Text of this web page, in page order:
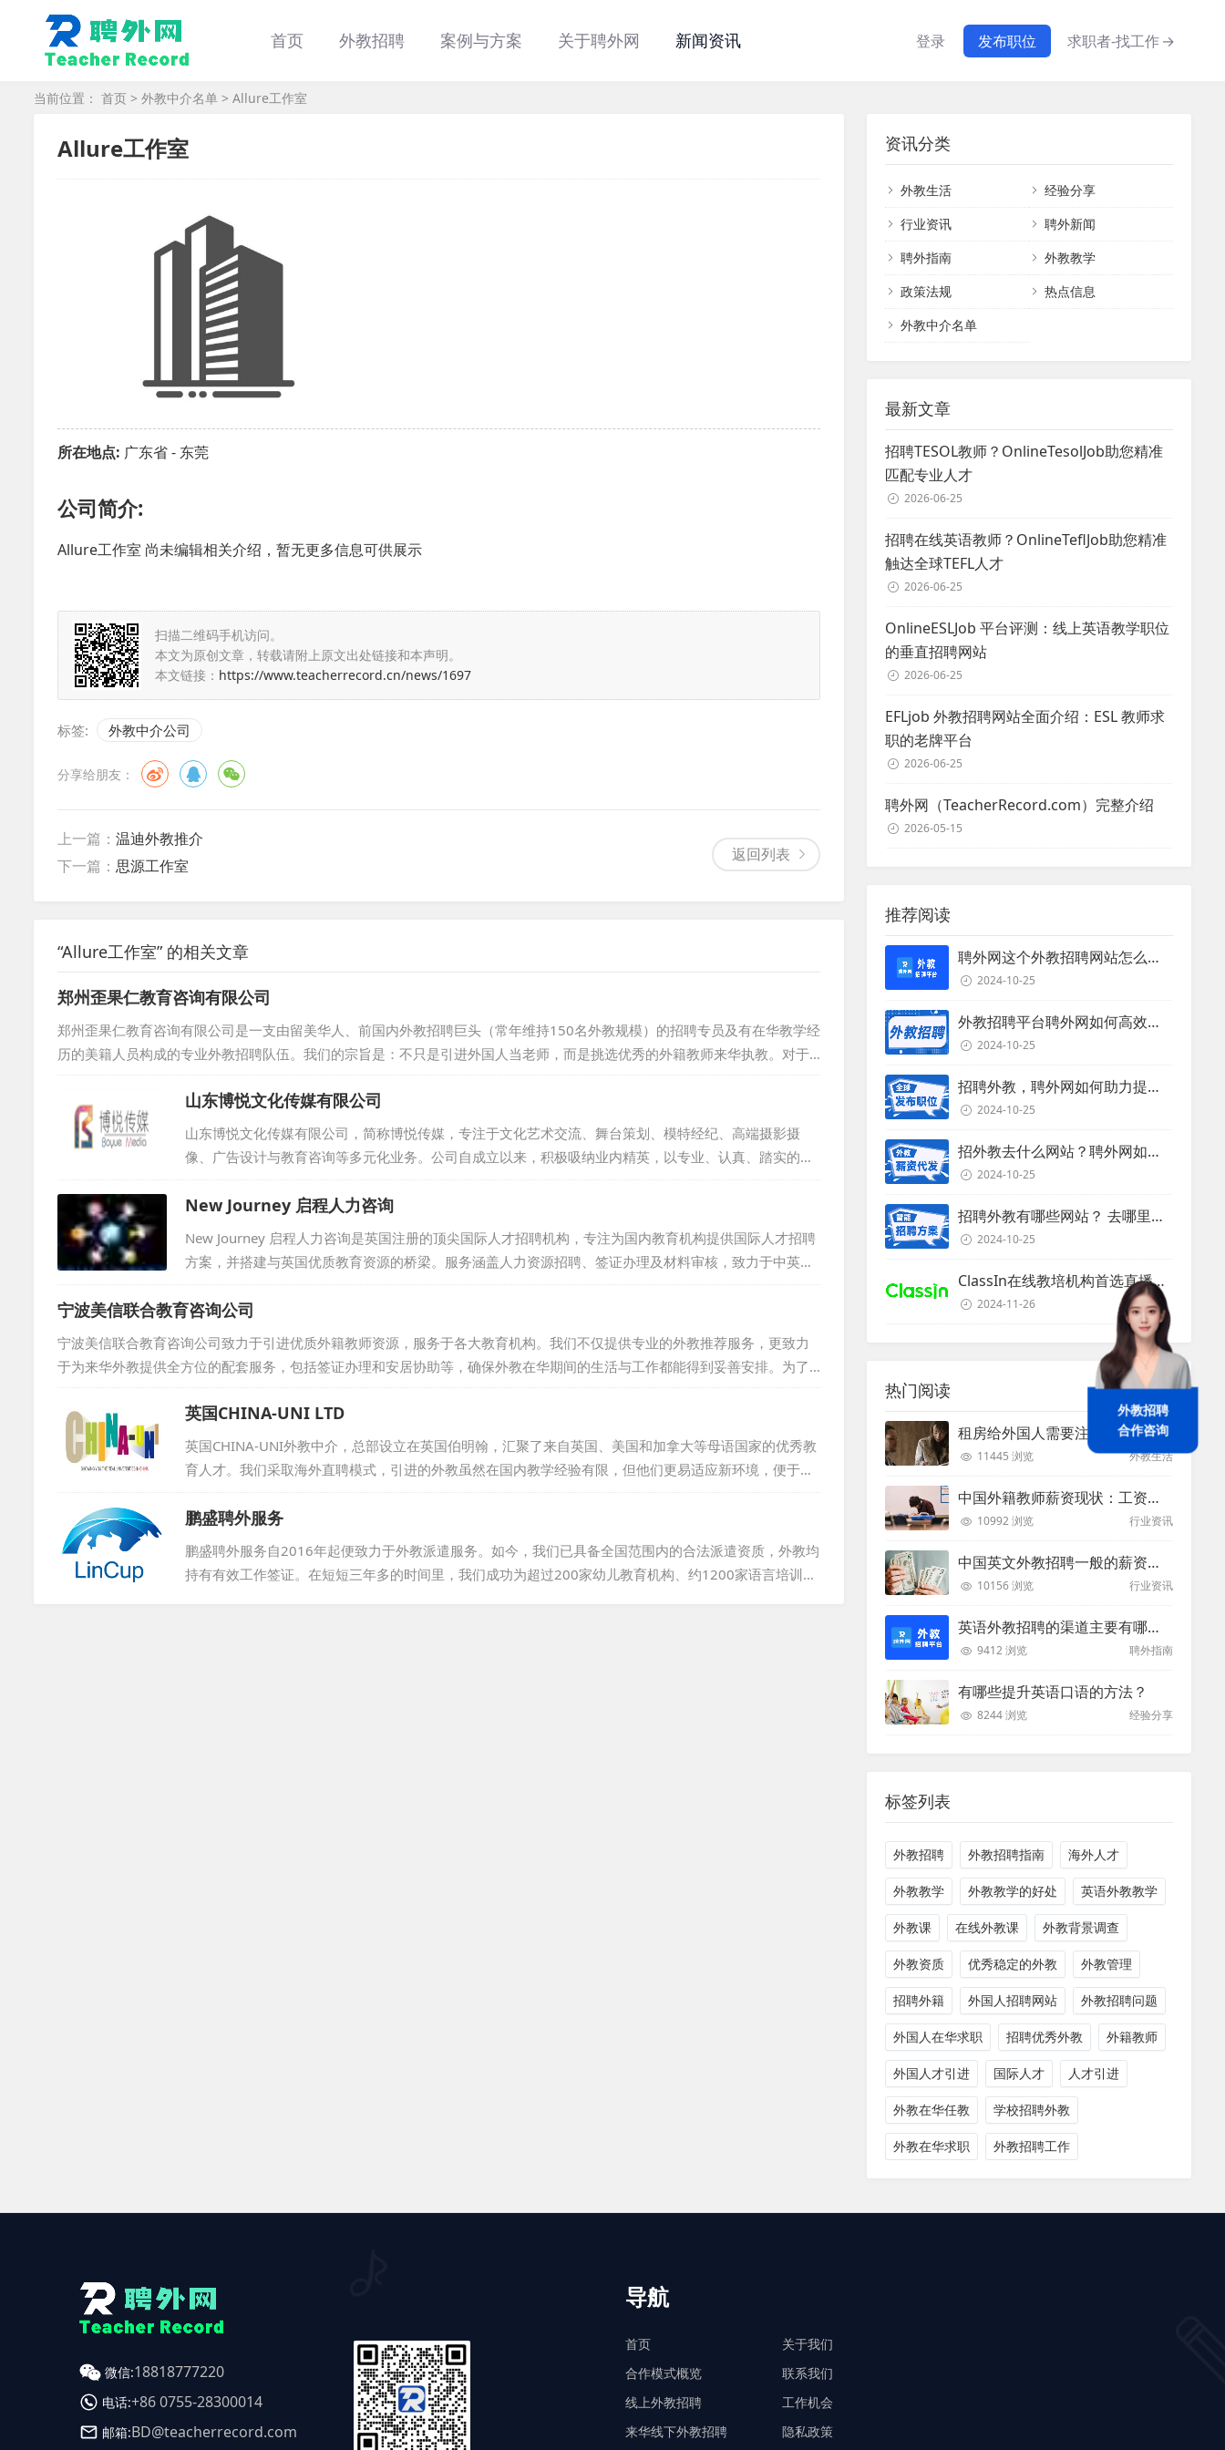
首页 外教招聘 案例与方案 关于聘外网 新闻资讯 登录 发布职位 求职者-找工作→
当前位置： 首页 > 外教中介名单 > Allure工作室
Allure工作室
所在地点: 广东省 - 东莞
公司简介:
Allure工作室 尚未编辑相关介绍，暂无更多信息可供展示
扫描二维码手机访问。
本文为原创文章，转载请附上原文出处链接和本声明。
本文链接： https://www.teacherrecord.cn/news/1697
标签: 外教中介公司
分享给朋友：
返回列表
上一篇： 温迪外教推介
下一篇： 思源工作室
“Allure工作室” 的相关文章
郑州歪果仁教育咨询有限公司
郑州歪果仁教育咨询有限公司是一支由留美华人、前国内外教招聘巨头（常年维持150名外教规模）的招聘专员及有在华教学经
历的美籍人员构成的专业外教招聘队伍。我们的宗旨是：不只是引进外国人当老师，而是挑选优秀的外籍教师来华执教。对于
学校，我们依据外教的学历背景与工作经验，为他们精准挑选高质量的外籍教师，他们大多拥有教育类学士、硕士、博士学
位，并持有TESOL证书及丰富教学经验，极大地提升了学校面试外教的成功率。对于外教，我们则从工作地点、待遇、工作时
间及学校教学理念等方面严格筛选接受单位，确保外教在华的工作与生活品质。我们...
山东博悦文化传媒有限公司
山东博悦文化传媒有限公司，简称博悦传媒，专注于文化艺术交流、舞台策划、模特经纪、高端摄影摄
像、广告设计与教育咨询等多元化业务。公司自成立以来，积极吸纳业内精英，以专业、认真、踏实的态
度不断推动国际化发展。博悦传媒不仅与国内同行深入交流，更常赴国外学习先进理念，紧跟时代步伐，
将国际视野融入实践。同时，公司还为外籍人才提供舒适的工作环境和优质福利，使每位员工都能在公司
找到归属感与成就感。...
New Journey 启程人力咨询
New Journey 启程人力咨询是英国注册的顶尖国际人才招聘机构，专注为国内教育机构提供国际人才招聘
方案，并搭建与英国优质教育资源的桥梁。服务涵盖人力资源招聘、签证办理及材料审核，致力于中英文
化交流推广。通过广告宣传、社交媒体和网站等，实时更新招聘信息，并在英国主流招聘平台投放广
告。...
宁波美信联合教育咨询公司
宁波美信联合教育咨询公司致力于引进优质外籍教师资源，服务于各大教育机构。我们不仅提供专业的外教推荐服务，更致力
于为来华外教提供全方位的配套服务，包括签证办理和安居协助等，确保外教在华期间的生活与工作都能得到妥善安排。为了
拓宽外教人才库，我们在海外设有多个站点，积极发掘并吸引更多优秀、合格的外籍教师来华发展。在推荐外教之前，我们会
对每位候选人的资历进行严格审核，确保所推荐的外教不仅具备优秀的专业素养，更具备高度的职业道德和责任感，为学校提
供安全可靠的用人选择。...
英国CHINA-UNI LTD
英国CHINA-UNI外教中介，总部设立在英国伯明翰，汇聚了来自英国、美国和加拿大等母语国家的优秀教
育人才。我们采取海外直聘模式，引进的外教虽然在国内教学经验有限，但他们更易适应新环境，便于管
理，从而有效避免了因经验过于丰富而难以适应新变化的老教师现象。我们秉持诚信原则，郑重承诺：若
外教到岗三个月内表现不佳，将免费为您更换。多年来，我们与国内众多学校建立了稳固的合作关系，赢
得了客户的广泛赞誉。选择CHINA-UNI，意味着选择了专业、可靠的外教服务伙伴。...
鹏盛聘外服务
鹏盛聘外服务自2016年起便致力于外教派遣服务。如今，我们已具备全国范围内的合法派遣资质，外教均
持有有效工作签证。在短短三年多的时间里，我们成功为超过200家幼儿教育机构、约1200家语言培训及
资讯分类
外教生活
经验分享
行业资讯
聘外新闻
聘外指南
外教教学
政策法规
热点信息
外教中介名单
最新文章
招聘TESOL教师？OnlineTesolJob助您精准
匹配专业人才
2026-06-25
招聘在线英语教师？OnlineTeflJob助您精准
触达全球TEFL人才
2026-06-25
OnlineESLJob 平台评测：线上英语教学职位
的垂直招聘网站
2026-06-25
EFLjob 外教招聘网站全面介绍：ESL 教师求
职的老牌平台
2026-06-25
聘外网（TeacherRecord.com）完整介绍
2026-05-15
推荐阅读
聘外网这个外教招聘网站怎么样？
2024-10-25
外教招聘平台聘外网如何高效招聘外教？
2024-10-25
招聘外教，聘外网如何助力提升招聘效率？
2024-10-25
招外教去什么网站？聘外网如何助力企业外教招聘
2024-10-25
招聘外教有哪些网站？ 去哪里招聘外教？
2024-10-25
ClassIn在线教培机构首选直播课堂服务商
2024-11-26
热门阅读
租房给外国人需要注意些什么？
11445 浏览 外教生活
中国外籍教师薪资现状：工资和待遇都非常高
10992 浏览 行业资讯
中国英文外教招聘一般的薪资是多少？
10156 浏览 行业资讯
英语外教招聘的渠道主要有哪些？
9412 浏览 聘外指南
有哪些提升英语口语的方法？
8244 浏览 经验分享
标签列表
外教招聘 外教招聘指南 海外人才
外教教学 外教教学的好处 英语外教教学
外教课 在线外教课 外教背景调查
外教资质 优秀稳定的外教 外教管理
招聘外籍 外国人招聘网站 外教招聘问题
外国人在华求职 招聘优秀外教 外籍教师
外国人才引进 国际人才 人才引进
外教在华任教 学校招聘外教
外教在华求职 外教招聘工作
微信:18818777220
电话:+86 0755-28300014
邮箱:BD@teacherrecord.com
导航
首页
合作模式概览
线上外教招聘
来华线下外教招聘
关于我们
联系我们
工作机会
隐私政策
外教招聘
合作咨询